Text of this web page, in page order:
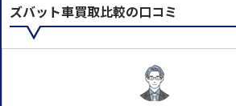
ズバット車買取比較の口コミ